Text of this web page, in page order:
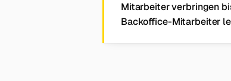
Mitarbeiter verbringen
Backoffice-Mitarbeiter